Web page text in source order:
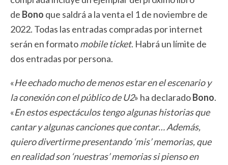
de Bono que saldrá a la venta el 1 de noviembre de
2022. Todas las entradas compradas por internet
serán en formatomobile ticket. Habrá un límite de
dos entradas por persona.
«He echado mucho de menos estar en el escenario y
la conexión con el público de U2» ha declaradoBono.
«En estos espectáculos tengo algunas historias que
cantar y algunas canciones que contar… Además,
quiero divertirme presentando ‘mis’ memorias, que
en realidad son ‘nuestras’ memorias si pienso en